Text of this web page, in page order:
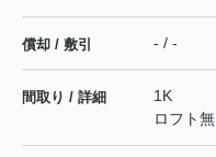
償却 / 敷引 - / -
間取り / 詳細
1K
ロフト無